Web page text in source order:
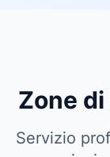
Zone
Servizio